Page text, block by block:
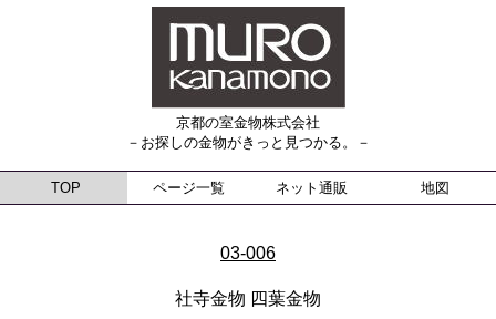
京都の室金物株式会社
－お探しの金物がきっと見つかる。－
TOP ページ一覧 ネット通販 地図
03-006
社寺金物 四葉金物